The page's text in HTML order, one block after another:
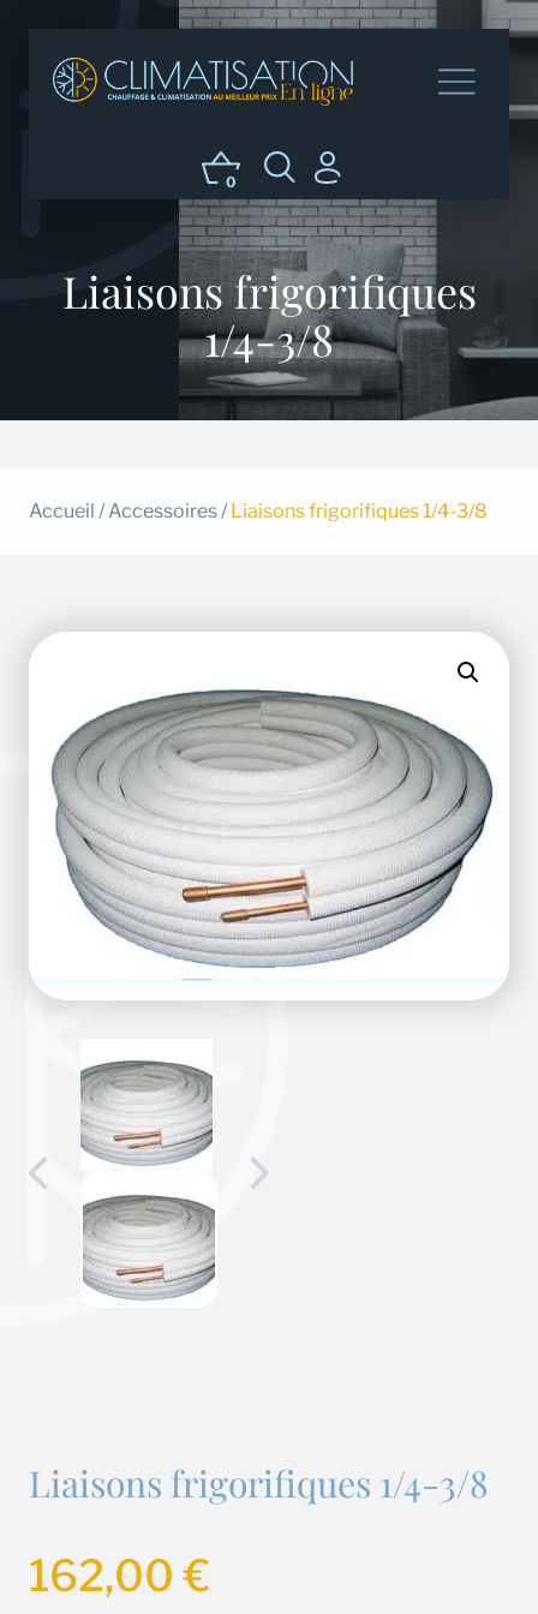
0
Liaisons frigorifiques
1/4-3/8
Accueil / Accessoires/ Liaisons frigorifiques 1/4-3/8
Liaisons frigorifiques 1/4-3/8
162,00€